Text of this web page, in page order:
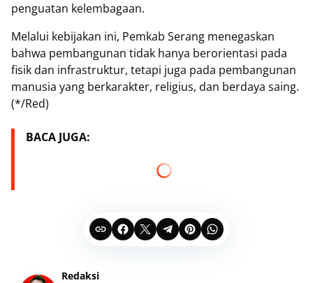
penguatan kelembagaan.
Melalui kebijakan ini, Pemkab Serang menegaskan
bahwa pembangunan tidak hanya berorientasi pada
fisik dan infrastruktur, tetapi juga pada pembangunan
manusia yang berkarakter, religius, dan berdaya saing.
(*/Red)
BACA JUGA:
Redaksi